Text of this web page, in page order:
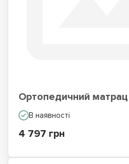
Ортопедичний
В наявності
4 797 грн